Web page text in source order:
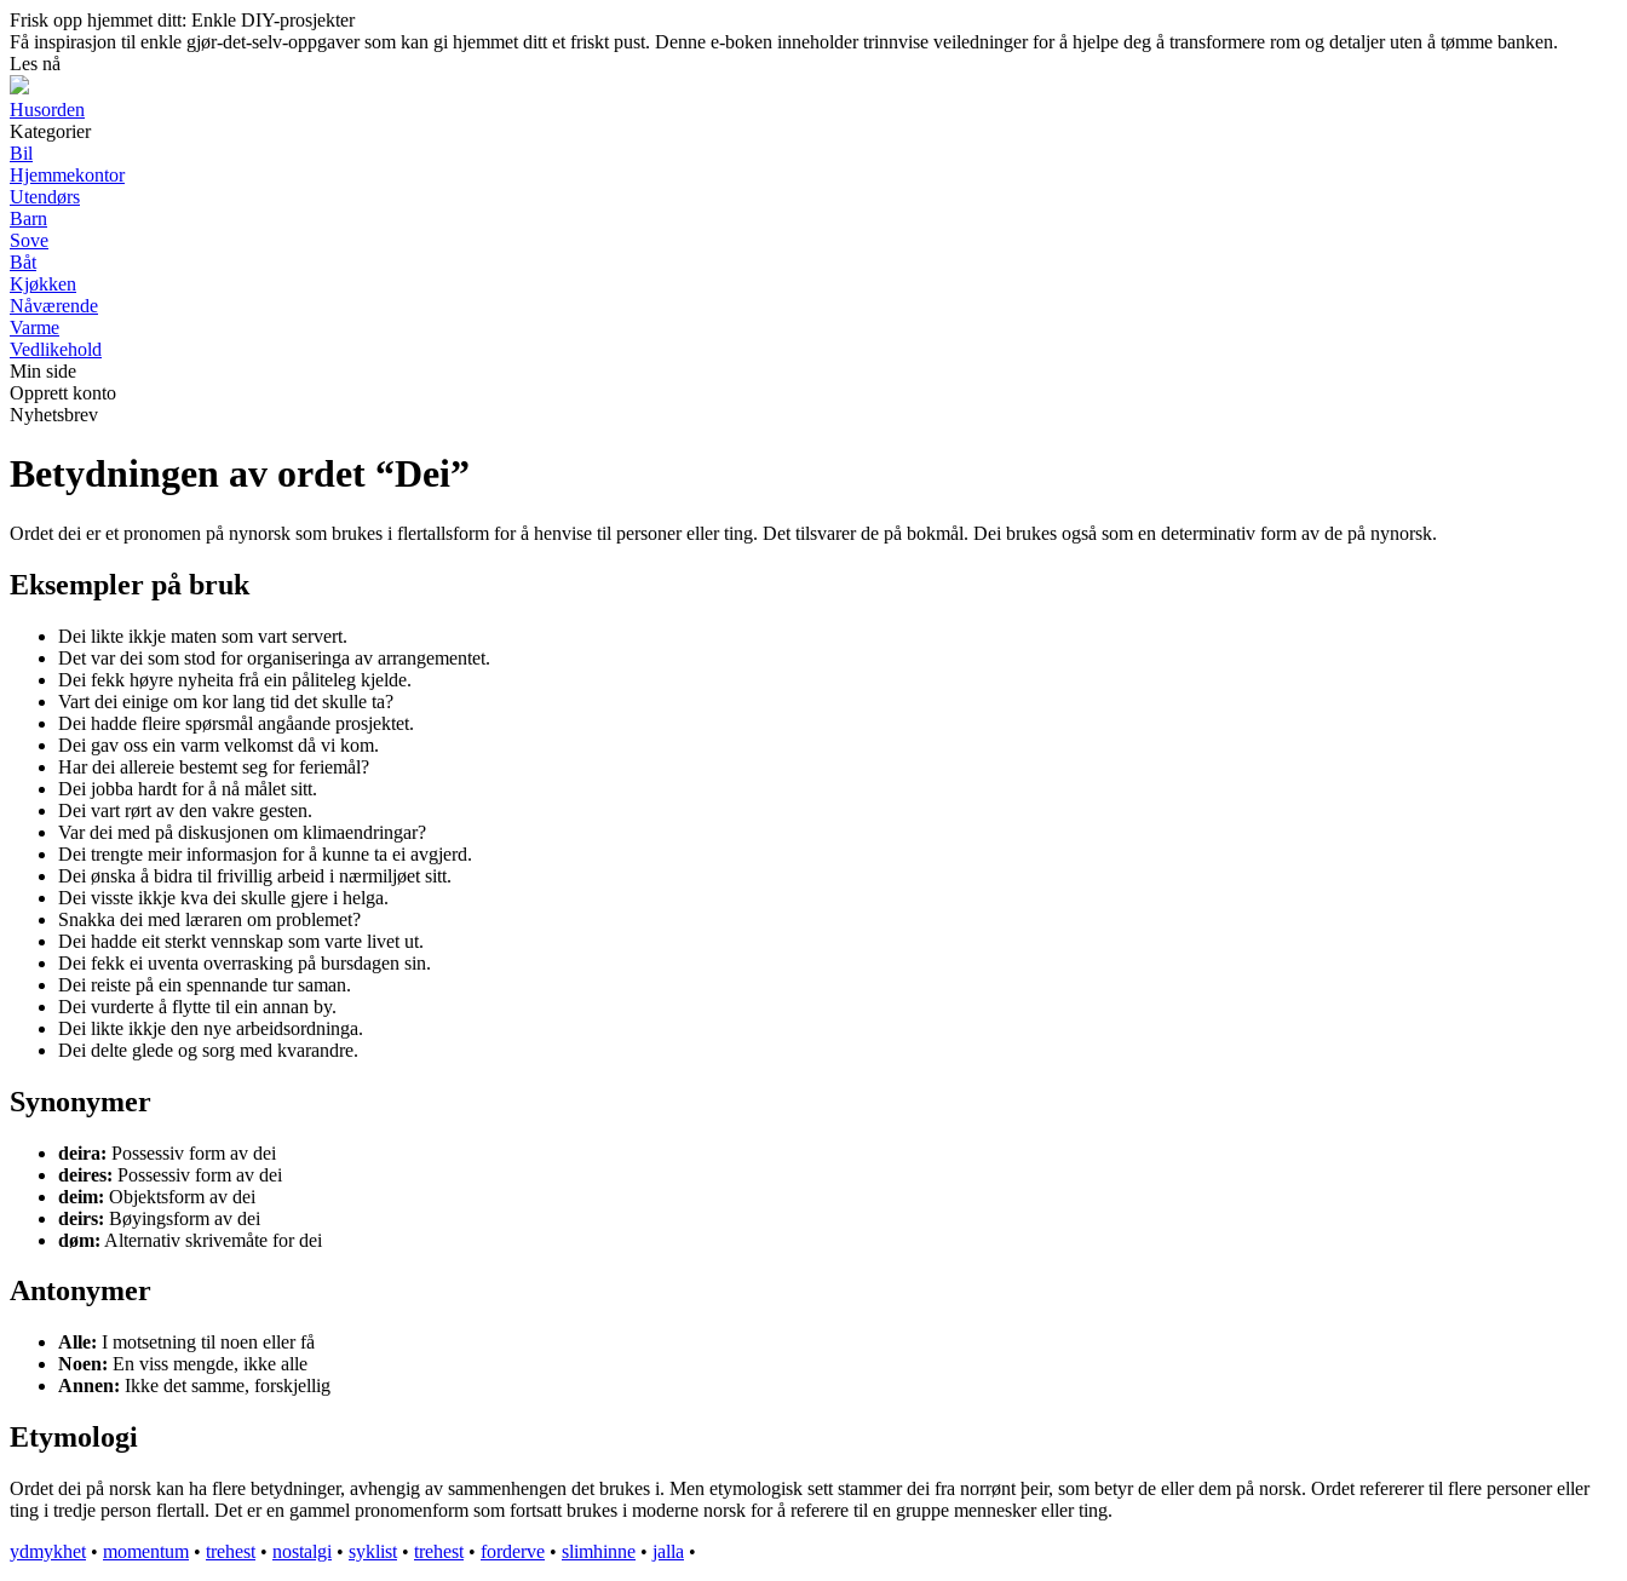
Frisk opp hjemmet ditt: Enkle DIY-prosjekter
Få inspirasjon til enkle gjør-det-selv-oppgaver som kan gi hjemmet ditt et friskt pust. Denne e-boken inneholder trinnvise veiledninger for å hjelpe deg å transformere rom og detaljer uten å tømme banken.
Les nå
Husorden
Kategorier
Bil
Hjemmekontor
Utendørs
Barn
Sove
Båt
Kjøkken
Nåværende
Varme
Vedlikehold
Min side
Opprett konto
Nyhetsbrev
Betydningen av ordet “Dei”
Ordet dei er et pronomen på nynorsk som brukes i flertallsform for å henvise til personer eller ting. Det tilsvarer de på bokmål. Dei brukes også som en determinativ form av de på nynorsk.
Eksempler på bruk
Dei likte ikkje maten som vart servert.
Det var dei som stod for organiseringa av arrangementet.
Dei fekk høyre nyheita frå ein påliteleg kjelde.
Vart dei einige om kor lang tid det skulle ta?
Dei hadde fleire spørsmål angåande prosjektet.
Dei gav oss ein varm velkomst då vi kom.
Har dei allereie bestemt seg for feriemål?
Dei jobba hardt for å nå målet sitt.
Dei vart rørt av den vakre gesten.
Var dei med på diskusjonen om klimaendringar?
Dei trengte meir informasjon for å kunne ta ei avgjerd.
Dei ønska å bidra til frivillig arbeid i nærmiljøet sitt.
Dei visste ikkje kva dei skulle gjere i helga.
Snakka dei med læraren om problemet?
Dei hadde eit sterkt vennskap som varte livet ut.
Dei fekk ei uventa overrasking på bursdagen sin.
Dei reiste på ein spennande tur saman.
Dei vurderte å flytte til ein annan by.
Dei likte ikkje den nye arbeidsordninga.
Dei delte glede og sorg med kvarandre.
Synonymer
deira: Possessiv form av dei
deires: Possessiv form av dei
deim: Objektsform av dei
deirs: Bøyingsform av dei
døm: Alternativ skrivemåte for dei
Antonymer
Alle: I motsetning til noen eller få
Noen: En viss mengde, ikke alle
Annen: Ikke det samme, forskjellig
Etymologi
Ordet dei på norsk kan ha flere betydninger, avhengig av sammenhengen det brukes i. Men etymologisk sett stammer dei fra norrønt þeir, som betyr de eller dem på norsk. Ordet refererer til flere personer eller
ting i tredje person flertall. Det er en gammel pronomenform som fortsatt brukes i moderne norsk for å referere til en gruppe mennesker eller ting.
ydmykhet • momentum • trehest • nostalgi • syklist • trehest • forderve • slimhinne • jalla •